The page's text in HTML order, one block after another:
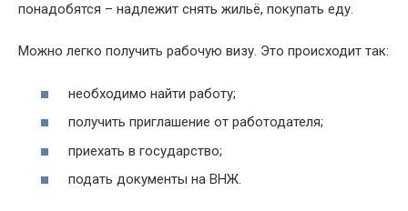
понадобятся – надлежит снять жильё, покупать еду.
Можно легко получить рабочую визу. Это происходит так:
необходимо найти работу;
получить приглашение от работодателя;
приехать в государство;
подать документы на ВНЖ.